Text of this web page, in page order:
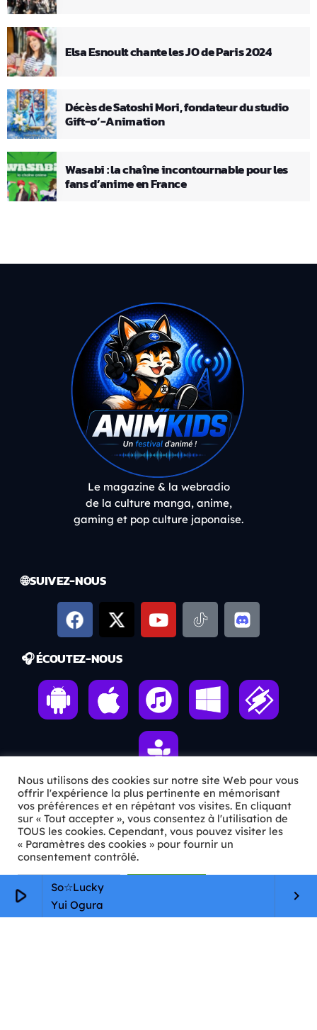
play_arrow
So☆Lucky
Yui Ogura
keyboard_arrow_right
Elsa Esnoult chante les JO de Paris 2024
Décès de Satoshi Mori, fondateur du studio
Gift-o’-Animation
Wasabi : la chaîne incontournable pour les
fans d’anime en France
Le magazine & la webradio
de la culture manga, anime,
gaming et pop culture japonaise.
🌐 SUIVEZ-NOUS
🎧 ÉCOUTEZ-NOUS
ℹ️ INFOS PRATIQUES
✉️Contact
🦊Qui sommes-nous ?
📄
Mentions légales
Nous utilisons des cookies sur notre site Web pour vous
offrir l'expérience la plus pertinente en mémorisant
vos préférences et en répétant vos visites. En cliquant
sur « Tout accepter », vous consentez à l'utilisation de
TOUS les cookies. Cependant, vous pouvez visiter les
« Paramètres des cookies » pour fournir un
consentement contrôlé.
Paramètres Cookie